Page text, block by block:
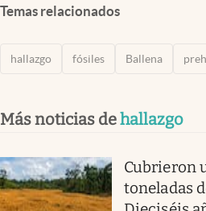
Temas relacionados
hallazgo fósiles Ballena
Más noticias dehallazgo
Cubrieron
toneladas